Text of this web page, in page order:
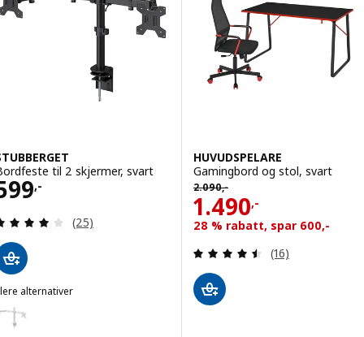
til 2 skjermer, svart
,-599,-
Gjennomgang: 3.9 av 5 stjerner. Samlede
(25)
alternativer
STUBBERGET, Bordfeste til 2 skjermer, hvit
HUVUDSPELARE
Gamingbord og stol, svart
2.090,-
Tidligere pris 2090,-
1.490,-
Pris 1490,-
28 % rabatt, spar 600,-
Gjennomgang:
(16)